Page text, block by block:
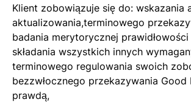
Klient zobowiązuje się do:
aktualizowania,terminowego
badania merytorycznej
składania wszystkich innych
terminowego regulowania swoich
bezzwłocznego przekazywania
prawdą,